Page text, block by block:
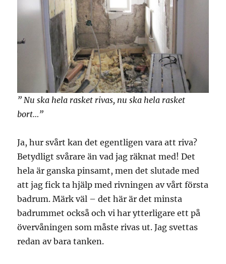
” Nu ska hela rasket rivas, nu ska hela rasket
bort…”
Ja, hur svårt kan det egentligen vara att riva?
Betydligt svårare än vad jag räknat med! Det
hela är ganska pinsamt, men det slutade med
att jag fick ta hjälp med rivningen av vårt första
badrum. Märk väl – det här är det minsta
badrummet också och vi har ytterligare ett på
övervåningen som måste rivas ut. Jag svettas
redan av bara tanken.